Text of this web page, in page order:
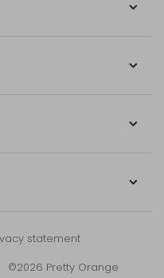
statement
©2026 Pretty Orange